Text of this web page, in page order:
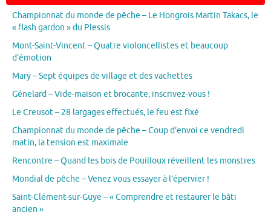
Championnat du monde de pêche – Le Hongrois Martin Takacs, le
« flash gardon » du Plessis
Mont-Saint-Vincent – Quatre violoncellistes et beaucoup
d’émotion
Mary – Sept équipes de village et des vachettes
Génelard – Vide-maison et brocante, inscrivez-vous !
Le Creusot – 28 largages effectués, le feu est fixé
Championnat du monde de pêche – Coup d’envoi ce vendredi
matin, la tension est maximale
Rencontre – Quand les bois de Pouilloux réveillent les monstres
Mondial de pêche – Venez vous essayer à l’épervier !
Saint-Clément-sur-Guye – « Comprendre et restaurer le bâti
ancien »